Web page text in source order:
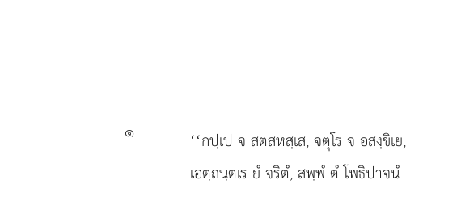
๑. ‘‘กปฺเป จ สตสหสฺเส, จตุโร จ อสงฺขิเย;
เอตฺถนฺตเร ยํ จริตํ, สพฺพํ ตํ โพธิปาจนํ.